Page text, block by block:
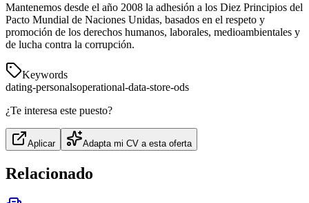
Mantenemos desde el año 2008 la adhesión a los Diez Principios del
Pacto Mundial de Naciones Unidas, basados en el respeto y
promoción de los derechos humanos, laborales, medioambientales y
de lucha contra la corrupción.
Keywords
dating-personalsoperational-data-store-ods
¿Te interesa este puesto?
Aplicar Adapta mi CV a esta oferta
Relacionado